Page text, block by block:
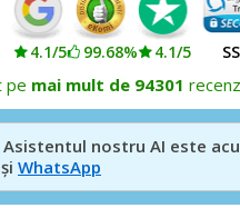
4.1/5 99.68% 4.1/5
pe mai mult de 94301
Asistentul nostru AI este
și WhatsApp